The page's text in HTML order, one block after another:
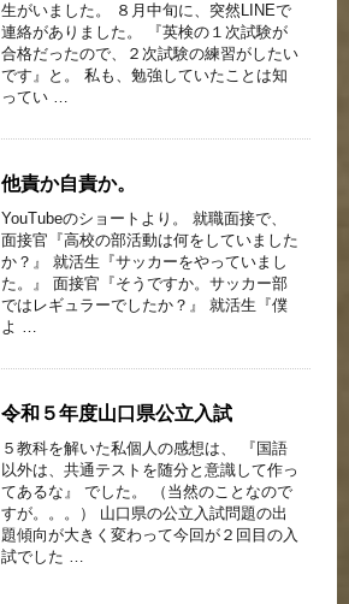
生がいました。 ８月中旬に、突然LINEで
連絡がありました。 『英検の１次試験が
合格だったので、２次試験の練習がしたい
です』と。 私も、勉強していたことは知
ってい …
他責か自責か。
YouTubeのショートより。 就職面接で、
面接官『高校の部活動は何をしていました
か？』 就活生『サッカーをやっていまし
た。』 面接官『そうですか。サッカー部
ではレギュラーでしたか？』 就活生『僕
よ …
令和５年度山口県公立入試
５教科を解いた私個人の感想は、 『国語
以外は、共通テストを随分と意識して作っ
てあるな』 でした。 （当然のことなので
すが。。。） 山口県の公立入試問題の出
題傾向が大きく変わって今回が２回目の入
試でした …